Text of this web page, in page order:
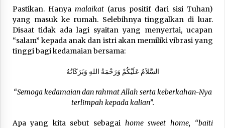
Pastikan. Hanya malaikat (arus positif dari sisi Tuhan)
yang masuk ke rumah. Selebihnya tinggalkan di luar.
Disaat tidak ada lagi syaitan yang menyertai, ucapan
“salam” kepada anak dan istri akan memiliki vibrasi yang
tinggi bagi kedamaian bersama:
السَّلاَمُ عَلَيْكُمْ وَرَحْمَةُ اللهِ وَبَرَكَاتُهُ
“Semoga kedamaian dan rahmat Allah serta keberkahan-Nya
terlimpah kepada kalian”.
Apa yang kita sebut sebagai home sweet home,
“baiti